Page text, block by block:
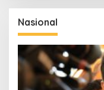
i
u
n
t
k
:
Nasional